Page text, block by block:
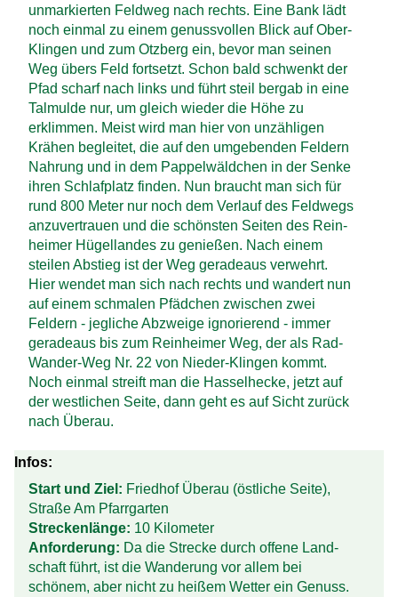
unmarkierten Feld­weg nach rechts. Eine Bank lädt
noch einmal zu einem genuss­vollen Blick auf Ober-
Klingen und zum Otzberg ein, bevor man seinen
Weg übers Feld fort­setzt. Schon bald schwenkt der
Pfad scharf nach links und führt steil bergab in eine
Tal­mulde nur, um gleich wieder die Höhe zu
erklimmen. Meist wird man hier von unzähligen
Krähen begleitet, die auf den umgebenden Feldern
Nahrung und in dem Pappel­wäldchen in der Senke
ihren Schlaf­platz finden. Nun braucht man sich für
rund 800 Meter nur noch dem Verlauf des Feld­wegs
anzuvertrauen und die schönsten Seiten des Rein­
heimer Hügel­landes zu genießen. Nach einem
steilen Abstieg ist der Weg geradeaus verwehrt.
Hier wendet man sich nach rechts und wandert nun
auf einem schmalen Pfädchen zwischen zwei
Feldern - jegliche Abzweige ignorierend - immer
geradeaus bis zum Rein­heimer Weg, der als Rad-
Wander-Weg Nr. 22 von Nieder-Klingen kommt.
Noch einmal streift man die Hassel­hecke, jetzt auf
der west­lichen Seite, dann geht es auf Sicht zurück
nach Überau.
Infos:
Start und Ziel: Friedhof Überau (östliche Seite),
Straße Am Pfarrgarten
Streckenlänge: 10 Kilometer
Anforderung: Da die Strecke durch offene Land­
schaft führt, ist die Wanderung vor allem bei
schönem, aber nicht zu heißem Wetter ein Genuss.